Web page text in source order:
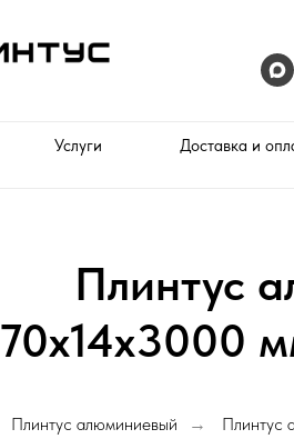
Услуги Доставка и
Плинтус
70х14х3000
Плинтус алюминиевый → Плинтус